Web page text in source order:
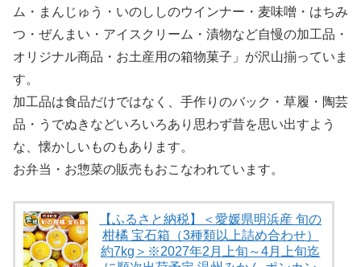
ム・まんじゅう・いのししのウインナー・麦味噌・はちみ
つ・ぜんまい・アイスクリーム・漬物など自慢の加工品・
オリジナル商品・お土産用の箱物菓子」が沢山揃っていま
す。
加工品は食品だけではなく、手作りのバック・草履・陶芸
品・うでぬきなどいろいろあり思わず昔を思い出すよう
な、懐かしいものもあります。
お弁当・お惣菜の販売もおこなわれています。
【ふるさと納税】＜愛媛県明浜産 旬の
柑橘 宝石箱（3種類以上詰め合わせ）
約7kg＞※2027年2月上旬～4月上旬迄